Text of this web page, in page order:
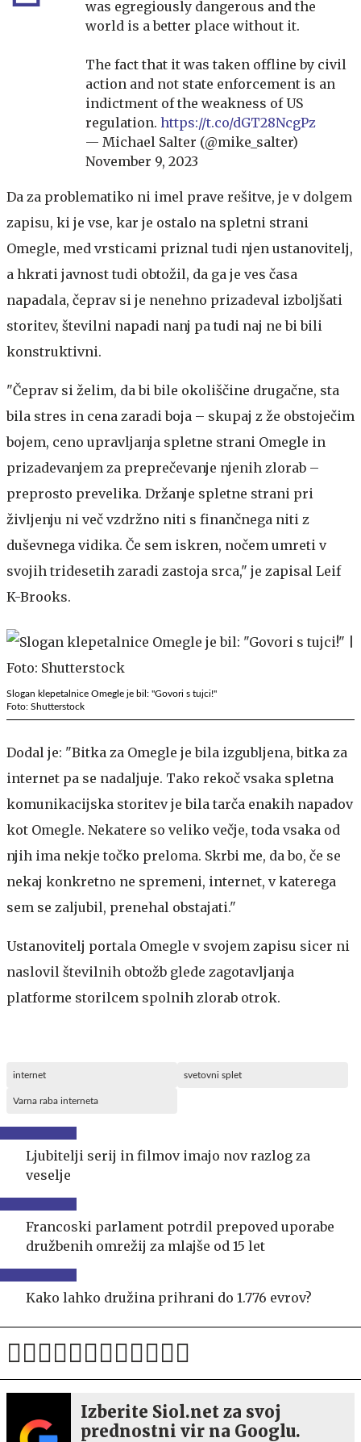
was egregiously dangerous and the
world is a better place without it.
The fact that it was taken offline by civil
action and not state enforcement is an
indictment of the weakness of US
regulation. https://t.co/dGT28NcgPz
— Michael Salter (@mike_salter)
November 9, 2023
Da za problematiko ni imel prave rešitve, je v dolgem
zapisu, ki je vse, kar je ostalo na spletni strani
Omegle, med vrsticami priznal tudi njen ustanovitelj,
a hkrati javnost tudi obtožil, da ga je ves časa
napadala, čeprav si je nenehno prizadeval izboljšati
storitev, številni napadi nanj pa tudi naj ne bi bili
konstruktivni.
"Čeprav si želim, da bi bile okoliščine drugačne, sta
bila stres in cena zaradi boja – skupaj z že obstoječim
bojem, ceno upravljanja spletne strani Omegle in
prizadevanjem za preprečevanje njenih zlorab –
preprosto prevelika. Držanje spletne strani pri
življenju ni več vzdržno niti s finančnega niti z
duševnega vidika. Če sem iskren, nočem umreti v
svojih tridesetih zaradi zastoja srca," je zapisal Leif
K-Brooks.
Slogan klepetalnice Omegle je bil: "Govori s tujci!"
Foto: Shutterstock
Dodal je: "Bitka za Omegle je bila izgubljena, bitka za
internet pa se nadaljuje. Tako rekoč vsaka spletna
komunikacijska storitev je bila tarča enakih napadov
kot Omegle. Nekatere so veliko večje, toda vsaka od
njih ima nekje točko preloma. Skrbi me, da bo, če se
nekaj konkretno ne spremeni, internet, v katerega
sem se zaljubil, prenehal obstajati."
Ustanovitelj portala Omegle v svojem zapisu sicer ni
naslovil številnih obtožb glede zagotavljanja
platforme storilcem spolnih zlorab otrok.
internet svetovni splet
Varna raba interneta
Ljubitelji serij in filmov imajo nov razlog za
veselje
Francoski parlament potrdil prepoved uporabe
družbenih omrežij za mlajše od 15 let
Kako lahko družina prihrani do 1.776 evrov?
Izberite Siol.net za svoj
prednostni vir na Googlu.